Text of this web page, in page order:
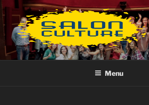
Aller
au
contenu
principal
Menu